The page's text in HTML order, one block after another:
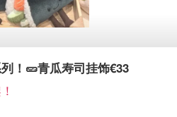
！🥒青瓜寿司挂饰€33